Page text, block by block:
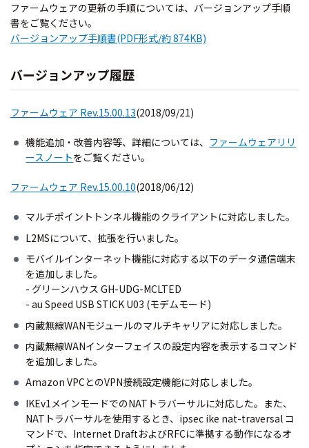
ファームウェアの更新の手順については、バージョンアップ手順
書をご覧ください。
バージョンアップ手順書(PDF形式/約 874KB)
バージョンアップ履歴
ファームウェア Rev.15.00.13(2018/09/21)
機能追加・改善内容等、詳細については、 ファームウェアリリ
ースノートをご覧ください。
ファームウェア Rev.15.00.10(2018/06/12)
マルチポイントトンネル機能のクライアントに対応しました。
L2MSについて、拡張を行いました。
モバイルインターネット機能に対応する以下のデータ通信端末
を追加しました。
- グリーンハウス GH-UDG-MCLTED
- au Speed USB STICK U03 (モデムモード)
内蔵無線WANモジュールのマルチキャリアに対応しました。
内蔵無線WANインターフェイスの設定内容を表示するコマンド
を追加しました。
Amazon VPCとのVPN接続設定機能に対応しました。
IKEv1メインモードでのNATトラバーサルに対応した。また、
NATトラバーサルを使用するとき、ipsec ike nat-traversal コ
マンドで、Internet DraftおよびRFCに準拠する動作になるオ